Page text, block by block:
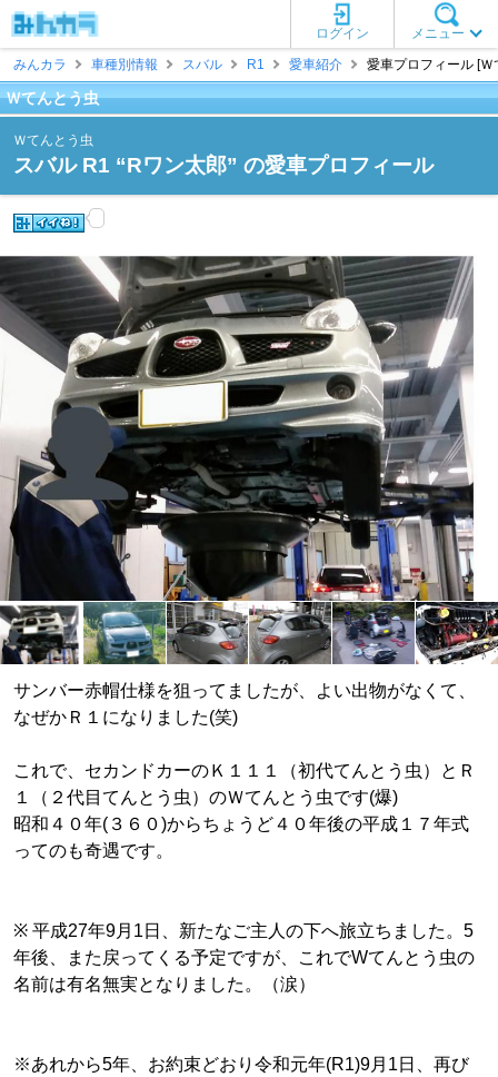
メニュー
ログイン
みんカラ
車種別情報 スバル R1 愛車紹介 愛車プロフィール [Ｗ
Ｗてんとう虫
Ｗてんとう虫
スバル R1 “Rワン太郎” の愛車プロフィール
サンバー赤帽仕様を狙ってましたが、よい出物がなくて、
なぜかＲ１になりました(笑)
これで、セカンドカーのＫ１１１（初代てんとう虫）とＲ
１（２代目てんとう虫）のＷてんとう虫です(爆)
昭和４０年(３６０)からちょうど４０年後の平成１７年式
ってのも奇遇です。
※ 平成27年9月1日、新たなご主人の下へ旅立ちました。5
年後、また戻ってくる予定ですが、これでWてんとう虫の
名前は有名無実となりました。（涙）
※あれから5年、お約束どおり令和元年(R1)9月1日、再び